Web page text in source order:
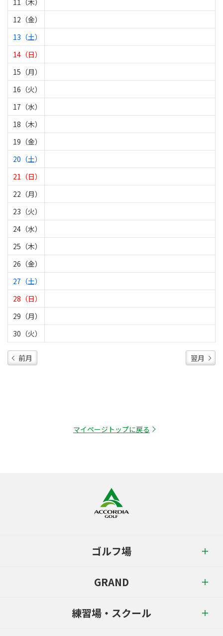
11（木）
12（金）
13（土）
14（日）
15（月）
16（火）
17（水）
18（木）
19（金）
20（土）
21（日）
22（月）
23（火）
24（水）
25（木）
26（金）
27（土）
28（日）
29（月）
30（火）
前月 翌月
マイページトップに戻る
ゴルフ場
GRAND
練習場・スクール